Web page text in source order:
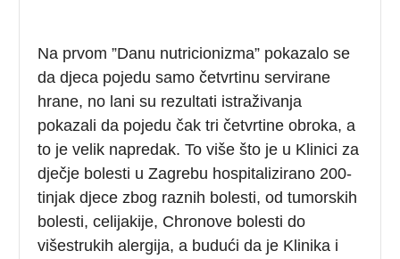
Na prvom ”Danu nutricionizma” pokazalo se
da djeca pojedu samo četvrtinu servirane
hrane, no lani su rezultati istraživanja
pokazali da pojedu čak tri četvrtine obroka, a
to je velik napredak. To više što je u Klinici za
dječje bolesti u Zagrebu hospitalizirano 200-
tinjak djece zbog raznih bolesti, od tumorskih
bolesti, celijakije, Chronove bolesti do
višestrukih alergija, a budući da je Klinika i